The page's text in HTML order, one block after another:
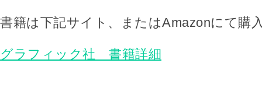
書籍は下記サイト、またはAmazonにて購
グラフィック社 書籍詳細